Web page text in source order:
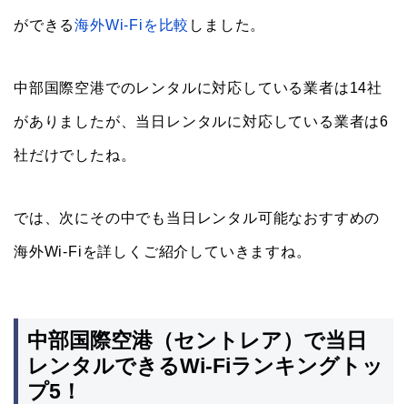
ができる海外Wi-Fiを比較 しました。
中部国際空港でのレンタルに対応している業者は14社
がありましたが、当日レンタルに対応している業者は6
社だけでしたね。
では、次にその中でも当日レンタル可能なおすすめの
海外Wi-Fiを詳しくご紹介していきますね。
中部国際空港（セントレア）で当日
レンタルできるWi-Fiランキングトッ
プ5！